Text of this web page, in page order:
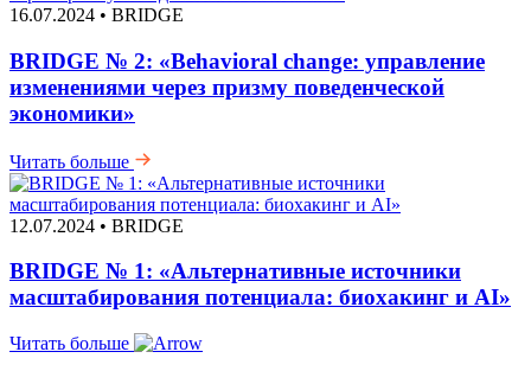
16.07.2024 • BRIDGE
BRIDGE № 2: «Behavioral change: управление
изменениями через призму поведенческой
экономики»
Читать больше
12.07.2024 • BRIDGE
BRIDGE № 1: «Альтернативные источники
масштабирования потенциала: биохакинг и AI»
Читать больше